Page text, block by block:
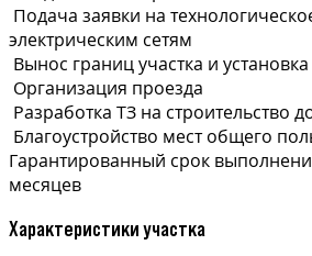
Подача заявки на
электрическим сетям
Вынос границ участка и
Организация проезда
Разработка ТЗ на строительство
Благоустройство мест общего
Гарантированный срок
месяцев
Характеристики участка